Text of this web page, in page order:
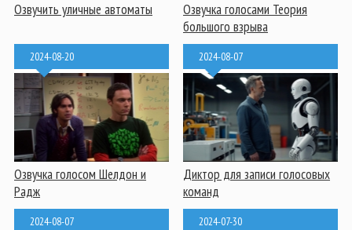
Озвучить уличные автоматы
Озвучка голосами Теория
большого взрыва
2024-08-20
Озвучка голосом Шелдон и
Радж
2024-08-07
Диктор для записи голосовых
команд
2024-08-07 2024-07-30